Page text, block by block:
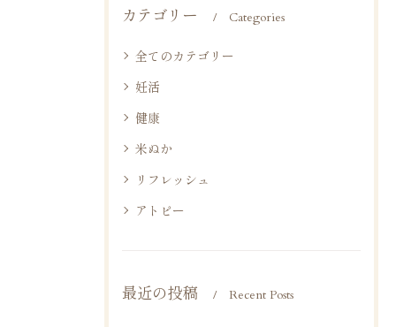
カテゴリー Categories
全てのカテゴリー
妊活
健康
米ぬか
リフレッシュ
アトピー
最近の投稿 Recent Posts